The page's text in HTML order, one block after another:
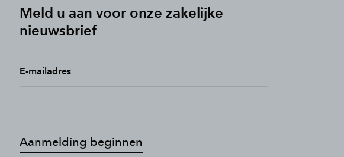
Meld u aan voor onze zakelijke
nieuwsbrief
E-mailadres
Aanmelding beginnen